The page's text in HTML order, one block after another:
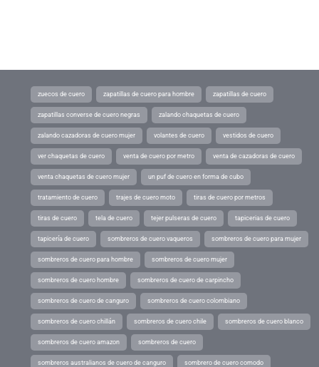
zuecos de cuero zapatillas de cuero para hombre zapatillas de cuero
zapatillas converse de cuero negras zalando chaquetas de cuero
zalando cazadoras de cuero mujer volantes de cuero vestidos de cuero
ver chaquetas de cuero venta de cuero por metro venta de cazadoras de cuero
venta chaquetas de cuero mujer un puf de cuero en forma de cubo
tratamiento de cuero trajes de cuero moto tiras de cuero por metros
tiras de cuero tela de cuero tejer pulseras de cuero tapicerias de cuero
tapicería de cuero sombreros de cuero vaqueros sombreros de cuero para mujer
sombreros de cuero para hombre sombreros de cuero mujer
sombreros de cuero hombre sombreros de cuero de carpincho
sombreros de cuero de canguro sombreros de cuero colombiano
sombreros de cuero chillán sombreros de cuero chile sombreros de cuero blanco
sombreros de cuero amazon sombreros de cuero
sombreros australianos de cuero de canguro sombrero de cuero comodo